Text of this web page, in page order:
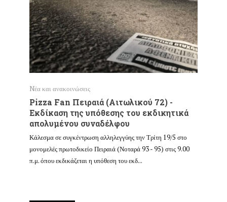
Nέα και ανακοινώσεις
Pizza Fan Πειραιά (Αιτωλικού 72) -
Εκδίκαση της υπόθεσης του εκδικητικά
απολυμένου συναδέλφου
Κάλεσμα σε συγκέντρωση αλληλεγγύης την Τρίτη 19/5 στο
μονομελές πρωτοδικείο Πειραιά (Νοταρά 93 - 95) στις 9.00
π.μ. όπου εκδικάζεται η υπόθεση του εκδ...